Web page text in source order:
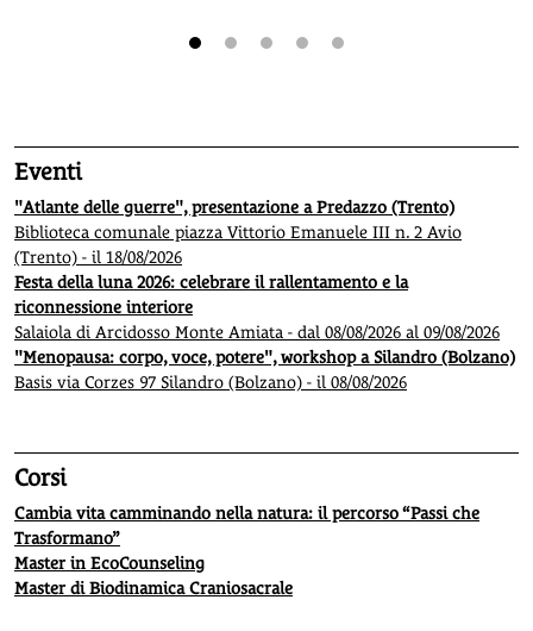
Eventi
"Atlante delle guerre", presentazione a Predazzo (Trento)
Biblioteca comunale piazza Vittorio Emanuele III n. 2 Avio
(Trento) - il 18/08/2026
Festa della luna 2026: celebrare il rallentamento e la
riconnessione interiore
Salaiola di Arcidosso Monte Amiata - dal 08/08/2026 al 09/08/2026
"Menopausa: corpo, voce, potere", workshop a Silandro (Bolzano)
Basis via Corzes 97 Silandro (Bolzano) - il 08/08/2026
Corsi
Cambia vita camminando nella natura: il percorso “Passi che
Trasformano”
Master in EcoCounseling
Master di Biodinamica Craniosacrale